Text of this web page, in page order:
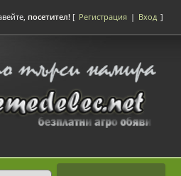
посетител! [ Регистрация | Вход ]